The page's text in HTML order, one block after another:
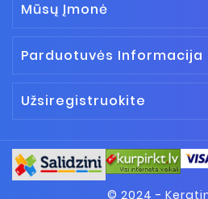
Mūsų Įmonė
Parduotuvės Informacija
Užsiregistruokite
© 2024 -